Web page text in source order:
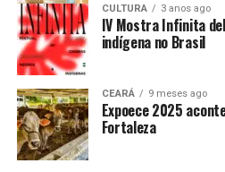
CULTURA 3 anos ago
IV Mostra Infinita
indígena no Brasil
CEARÁ 9 meses ago
Expoece 2025
Fortaleza